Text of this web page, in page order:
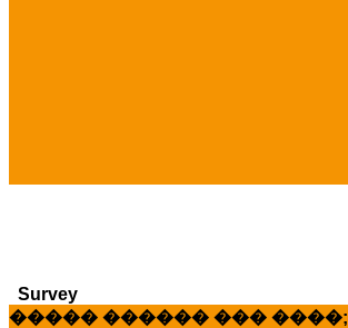
Survey
����� ������ ��� ����;